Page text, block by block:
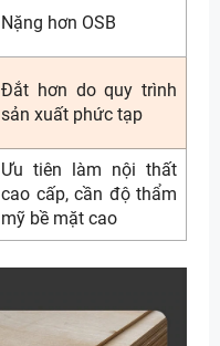
Nặng hơn OSB
Đắt hơn do quy trình
sản xuất phức tạp
Ưu tiên làm nội thất
cao cấp, cần độ thẩm
mỹ bề mặt cao